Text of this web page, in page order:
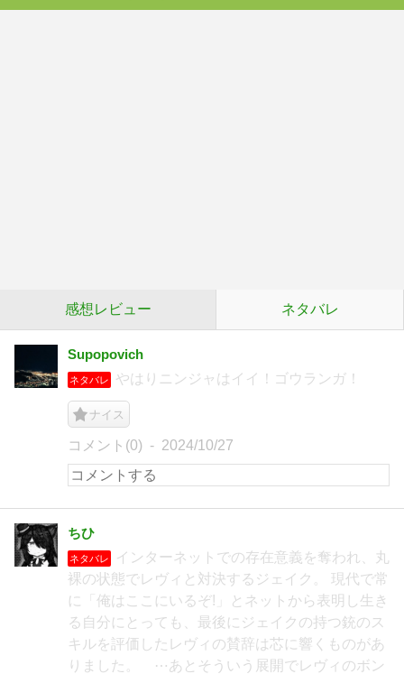
感想レビュー ネタバレ
Supopovich
ネタバレ やはりニンジャはイイ！ゴウランガ！
ナイス
コメント(0) 2024/10/27
ちひ
ネタバレ
インターネットでの存在意義を奪われ、丸
裸の状態でレヴィと対決するジェイク。 現代で常
に「俺はここにいるぞ!」とネットから表明し生き
る自分にとっても、最後にジェイクの持つ銃のス
キルを評価したレヴィの賛辞は芯に響くものがあ
りました。 ⋯あとそういう展開でレヴィのボン